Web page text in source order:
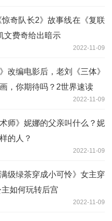
惊奇队长2》故事线在《复联
文费奇给出暗示
2022-11-09
改编电影后，老刘《三体》
，你期待吗？2世界速读
2022-11-09
术师》妮娜的父亲叫什么？妮
的人？
2022-11-09
级绿茶穿成小可怜》女主穿
如何玩转后宫
2022-11-09